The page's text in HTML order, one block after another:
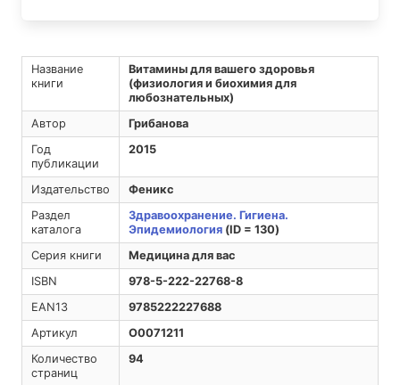
Название
книги
Витамины для вашего здоровья
(физиология и биохимия для
любознательных)
Автор
Грибанова
Год
публикации
2015
Издательство
Феникс
Раздел
каталога
Здравоохранение. Гигиена.
Эпидемиология(ID = 130)
Серия книги
Медицина для вас
ISBN
978-5-222-22768-8
EAN13
9785222227688
Артикул
O0071211
Количество
страниц
94